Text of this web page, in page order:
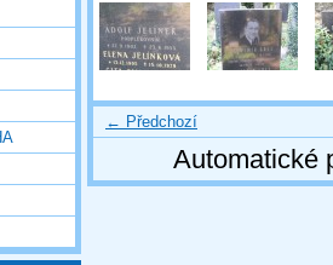
← Předchozí
Automatické